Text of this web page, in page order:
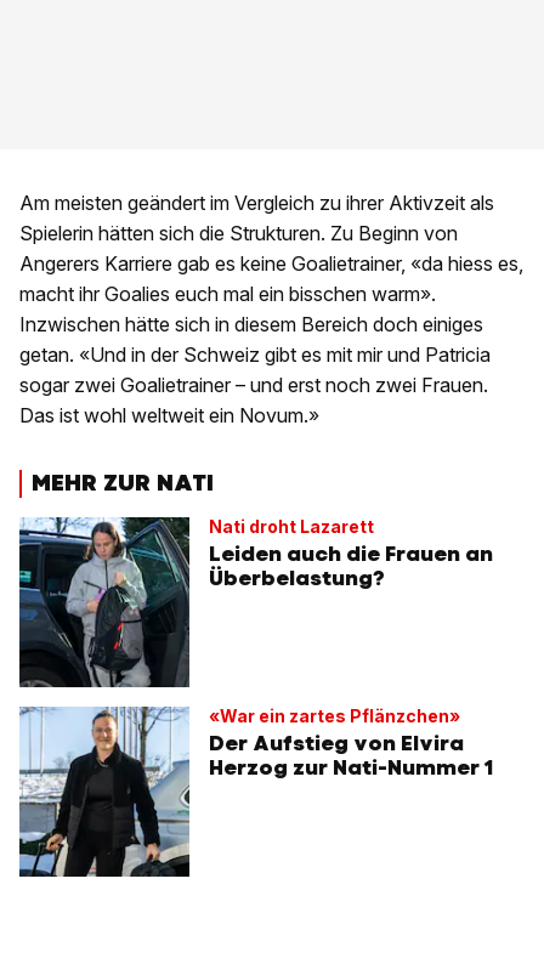
Am meisten geändert im Vergleich zu ihrer Aktivzeit als
Spielerin hätten sich die Strukturen. Zu Beginn von
Angerers Karriere gab es keine Goalietrainer, «da hiess es,
macht ihr Goalies euch mal ein bisschen warm».
Inzwischen hätte sich in diesem Bereich doch einiges
getan. «Und in der Schweiz gibt es mit mir und Patricia
sogar zwei Goalietrainer – und erst noch zwei Frauen.
Das ist wohl weltweit ein Novum.»
MEHR ZUR NATI
Nati droht Lazarett
Leiden auch die Frauen an
Überbelastung?
«War ein zartes Pflänzchen»
Der Aufstieg von Elvira
Herzog zur Nati-Nummer 1